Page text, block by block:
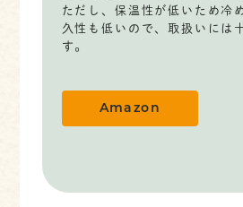
ただし、保温性が低いため冷
久性も低いので、取扱いには
す。
Amazon